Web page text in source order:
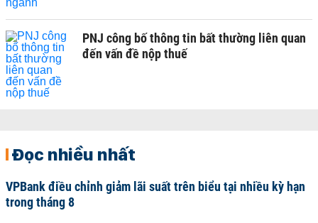
PNJ công bố thông tin bất thường liên quan
đến vấn đề nộp thuế
Đọc nhiều nhất
VPBank điều chỉnh giảm lãi suất trên biểu tại nhiều kỳ hạn
trong tháng 8